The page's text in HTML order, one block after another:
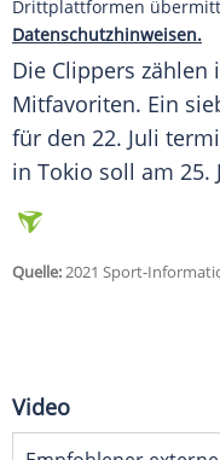
Drittplattformen
Datenschutzhinweisen.
Die Clippers zählen
Mitfavoriten. Ein
für den 22. Juli
in Tokio soll am 25.
Quelle:2021 Sport-
Video